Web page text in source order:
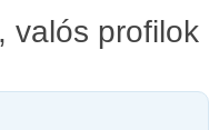
valós profilok